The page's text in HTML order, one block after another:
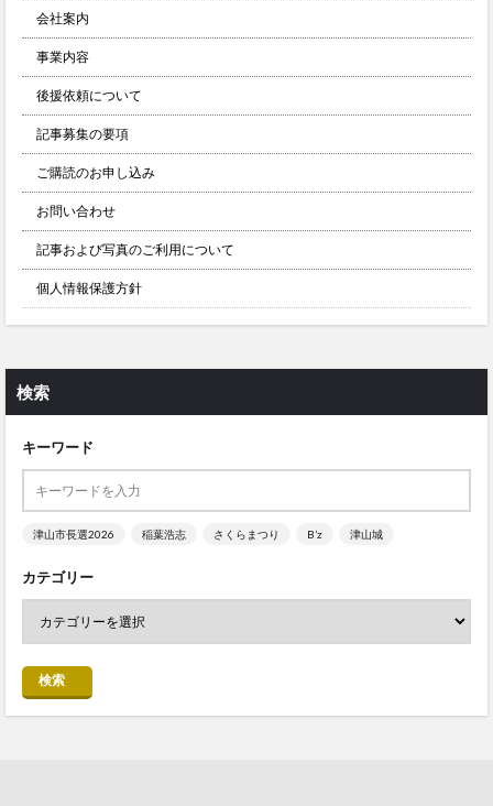
会社案内
事業内容
後援依頼について
記事募集の要項
ご購読のお申し込み
お問い合わせ
記事および写真のご利用について
個人情報保護方針
検索
キーワード
津山市長選2026 稲葉浩志 さくらまつり B’z 津山城
カテゴリー
検索